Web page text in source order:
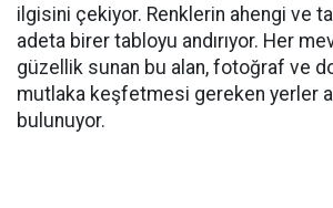
ilgisini çekiyor. Renklerin ahengi ve
adeta birer tabloyu andırıyor. Her
güzellik sunan bu alan, fotoğraf ve
mutlaka keşfetmesi gereken yerler
bulunuyor.